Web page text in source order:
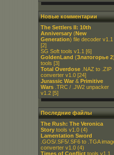
Новые комментарии
The Settlers II: 10th
Anniversary (New
Generation) file decoder v1.1
[2]
SG Soft tools v1.1 [6]
GoldenLand (Златогорье 2)
tools [3]
Total Overdose .NAZ to .ZIP
converter v1.0 [24]
Jurassic War & Primitive
Wars .TRC / .JW2 unpacker
v1.2 [5]
Последние файлы
The Rush: The Veronica
Story tools v1.0 (4)
Lamentation Sword
.GOS/.SF5/.SF6 to .TGA
converter v1.0 (4)
Times of Conflict tools v1.1